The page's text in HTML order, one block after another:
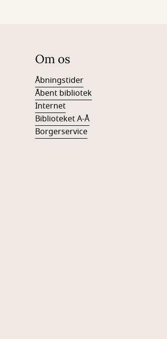
Om os
Åbningstider
Åbent bibliotek
Internet
Biblioteket A-Å
Borgerservice